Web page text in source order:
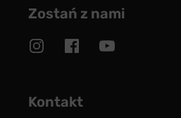
Zostań z nami
Kontakt